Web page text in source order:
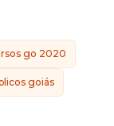
go 2020
goiás